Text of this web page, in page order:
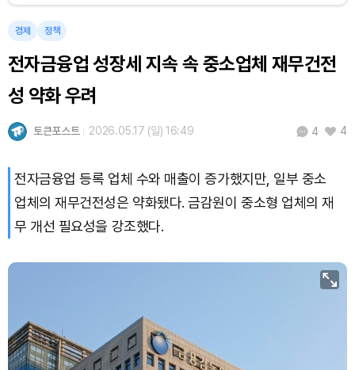
Bitcoin (BTC)
경제 정책
전자금융업 성장세 지속 속 중소업체 재무건전
성 약화 우려
토큰포스트 2026.05.17 (일) 16:49 4 4
전자금융업 등록 업체 수와 매출이 증가했지만, 일부 중소
업체의 재무건전성은 약화됐다. 금감원이 중소형 업체의 재
무 개선 필요성을 강조했다.